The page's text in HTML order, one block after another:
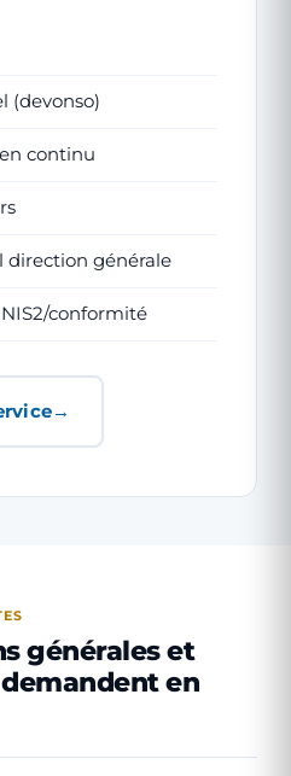
(devonso)
continu
direction générale
conformité
générales et
en